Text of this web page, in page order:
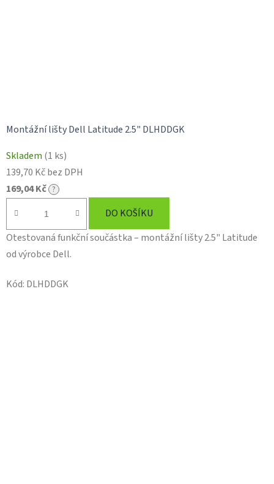
Montážní lišty Dell Latitude 2.5" DLHDDGK
Skladem (1 ks)
139,70 Kč bez DPH
169,04 Kč ?
DO KOŠÍKU
Otestovaná funkční součástka – montážní lišty 2.5" Latitude
od výrobce Dell.
Kód: DLHDDGK